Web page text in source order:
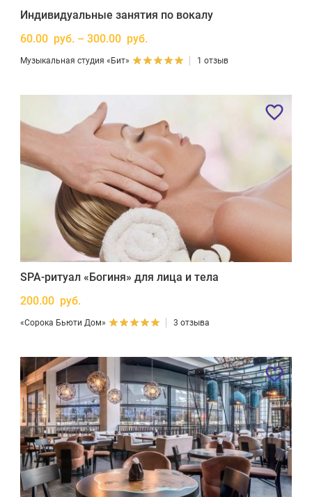
Индивидуальные занятия по вокалу
60.00 руб. – 300.00 руб.
Музыкальная студия «Бит» 1 отзыв
SPA-ритуал «Богиня» для лица и тела
200.00 руб.
«Сорока Бьюти Дом» 3 отзыва